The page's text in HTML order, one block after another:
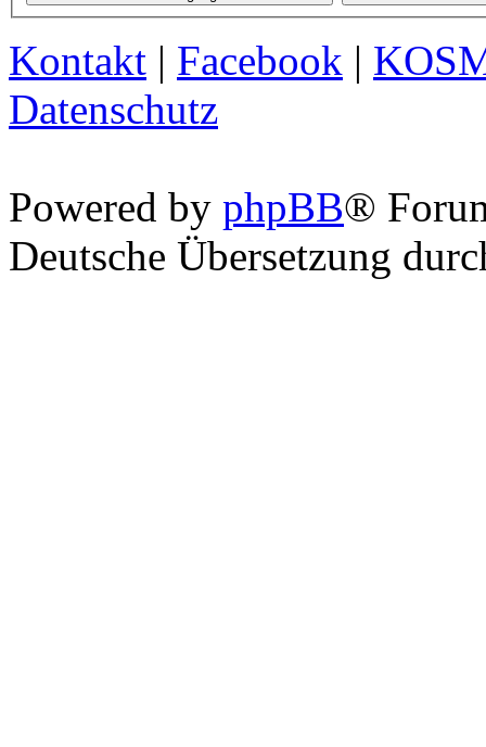
Kontakt | Facebook |
Datenschutz
Powered by phpBB®
Deutsche Übersetzung